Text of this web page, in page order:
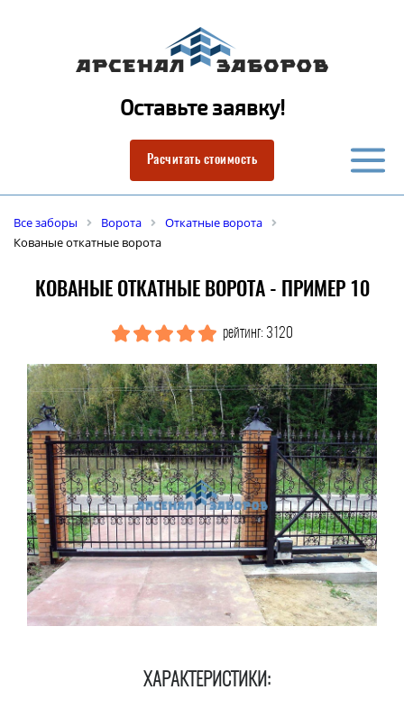
Оставьте заявку!
Расчитать стоимость
Все заборы Ворота
Откатные ворота
Кованые откатные ворота
КОВАНЫЕ ОТКАТНЫЕ ВОРОТА - ПРИМЕР 10
рейтинг: 3120
ХАРАКТЕРИСТИКИ: